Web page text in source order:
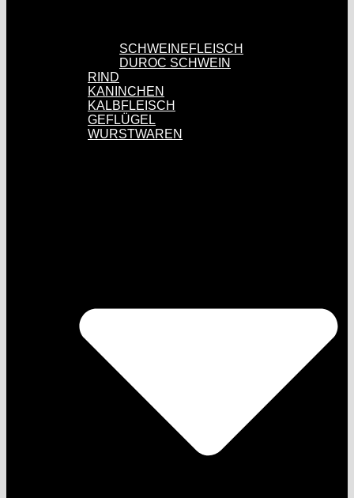
SCHWEINEFLEISCH
DUROC SCHWEIN
RIND
KANINCHEN
KALBFLEISCH
GEFLÜGEL
WURSTWAREN